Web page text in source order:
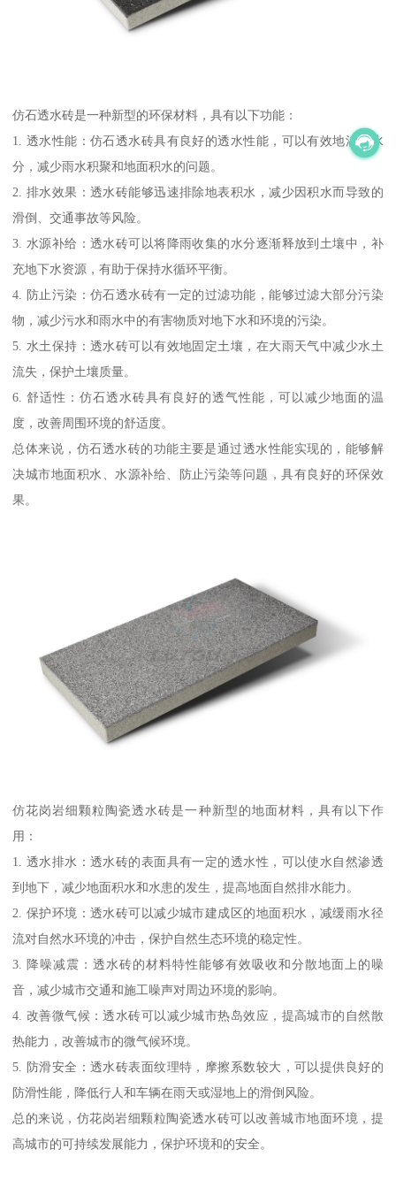
仿石透水砖是一种新型的环保材料，具有以下功能：
1. 透水性能：仿石透水砖具有良好的透水性能，可以有效地渗透水
分，减少雨水积聚和地面积水的问题。
2. 排水效果：透水砖能够迅速排除地表积水，减少因积水而导致的
滑倒、交通事故等风险。
3. 水源补给：透水砖可以将降雨收集的水分逐渐释放到土壤中，补
充地下水资源，有助于保持水循环平衡。
4. 防止污染：仿石透水砖有一定的过滤功能，能够过滤大部分污染
物，减少污水和雨水中的有害物质对地下水和环境的污染。
5. 水土保持：透水砖可以有效地固定土壤，在大雨天气中减少水土
流失，保护土壤质量。
6. 舒适性：仿石透水砖具有良好的透气性能，可以减少地面的温
度，改善周围环境的舒适度。
总体来说，仿石透水砖的功能主要是通过透水性能实现的，能够解
决城市地面积水、水源补给、防止污染等问题，具有良好的环保效
果。
仿花岗岩细颗粒陶瓷透水砖是一种新型的地面材料，具有以下作
用：
1. 透水排水：透水砖的表面具有一定的透水性，可以使水自然渗透
到地下，减少地面积水和水患的发生，提高地面自然排水能力。
2. 保护环境：透水砖可以减少城市建成区的地面积水，减缓雨水径
流对自然水环境的冲击，保护自然生态环境的稳定性。
3. 降噪减震：透水砖的材料特性能够有效吸收和分散地面上的噪
音，减少城市交通和施工噪声对周边环境的影响。
4. 改善微气候：透水砖可以减少城市热岛效应，提高城市的自然散
热能力，改善城市的微气候环境。
5. 防滑安全：透水砖表面纹理特，摩擦系数较大，可以提供良好的
防滑性能，降低行人和车辆在雨天或湿地上的滑倒风险。
总的来说，仿花岗岩细颗粒陶瓷透水砖可以改善城市地面环境，提
高城市的可持续发展能力，保护环境和的安全。